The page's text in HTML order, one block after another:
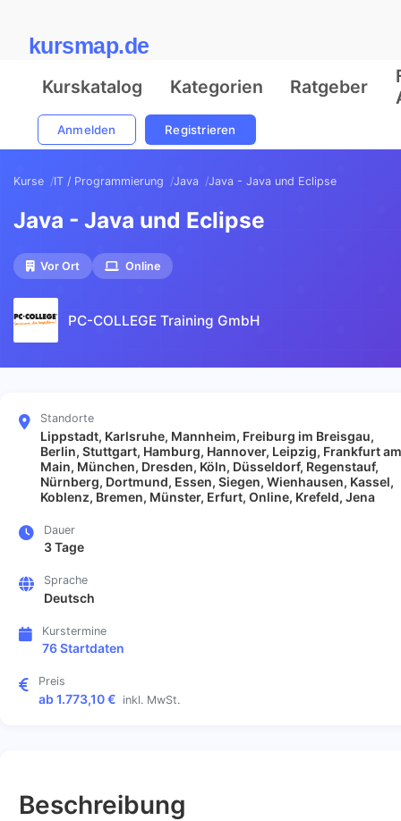
kursmap.de
Kurskatalog Kategorien Ratgeber
Anmelden Registrieren
Kurse IT / Programmierung Java Java - Java und Eclipse
Java - Java und Eclipse
Vor Ort Online
PC-COLLEGE Training GmbH
Standorte
Lippstadt, Karlsruhe, Mannheim, Freiburg im Breisgau,
Berlin, Stuttgart, Hamburg, Hannover, Leipzig, Frankfurt am
Main, München, Dresden, Köln, Düsseldorf, Regenstauf,
Nürnberg, Dortmund, Essen, Siegen, Wienhausen, Kassel,
Koblenz, Bremen, Münster, Erfurt, Online, Krefeld, Jena
Dauer
3 Tage
Sprache
Deutsch
Kurstermine
76 Startdaten
Preis
ab 1.773,10 € inkl. MwSt.
Beschreibung